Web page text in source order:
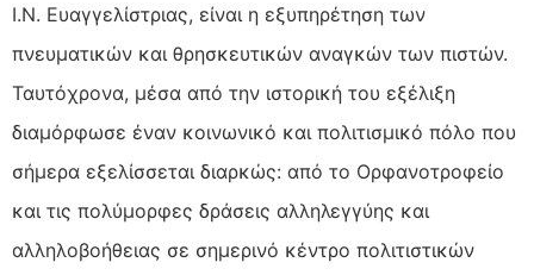
Ι.Ν. Ευαγγελίστριας, είναι η εξυπηρέτηση των
πνευματικών και θρησκευτικών αναγκών των πιστών.
Ταυτόχρονα, μέσα από την ιστορική του εξέλιξη
διαμόρφωσε έναν κοινωνικό και πολιτισμικό πόλο που
σήμερα εξελίσσεται διαρκώς: από το Ορφανοτροφείο
και τις πολύμορφες δράσεις αλληλεγγύης και
αλληλοβοήθειας σε σημερινό κέντρο πολιτιστικών